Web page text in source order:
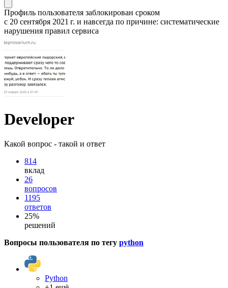
Профиль пользователя заблокирован сроком
с 20 сентября 2021 г. и навсегда по причине: систематические
нарушения правил сервиса
Developer
Какой вопрос - такой и ответ
814
вклад
26
вопросов
1195
ответов
25%
решений
Вопросы пользователя по тегу python
Python